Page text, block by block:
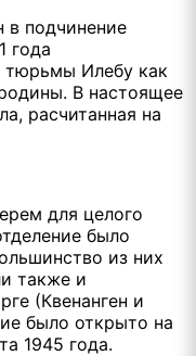
в подчинение
года
тюрьмы Илебу как
В настоящее
расчитанная на
для целого
было
из них
также и
(Квенанген и
было открыто на
1945 года.